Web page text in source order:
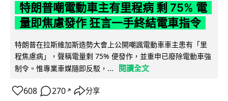
特朗普嘲電動車主有里程病 剩 75% 電
量即焦慮發作 狂言一手終結電車指令
特朗普在拉斯維加斯造勢大會上公開嘲諷電動車車主患有「里
程焦慮病」，聲稱電量剩 75% 便發作，並重申已廢除電動車強
制令。惟專業車媒隨即反駁，...
閱讀全文
608 270 ↗ 分享